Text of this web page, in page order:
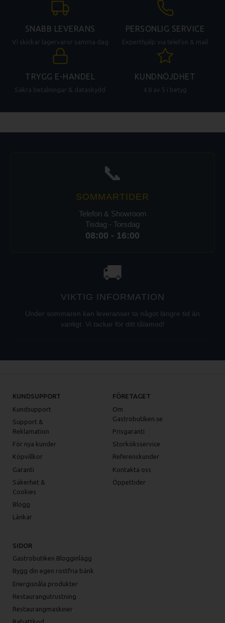
SNABB LEVERANS
Vi skickar lagervaror samma dag
PERSONLIG SERVICE
Experthjälp via telefon & mail
TRYGG E-HANDEL
Säkra betalningar & dataskydd
KUNDNÖJDHET
4.8 av 5 i betyg
📞
SOMMARTIDER
Telefon & Showroom
Tisdag - Torsdag
08:00 - 16:00
🚚
VIKTIG INFORMATION
Under sommaren kan leveranser ta något längre tid än
vanligt. Vi tackar för ditt tålamod!
KUNDSUPPORT
Kundsupport
Support &
Reklamation
För nya kunder
Köpvillkor
Garanti
Säkerhet &
Cookies
Blogg
Länkar
FÖRETAGET
Om
Gastrobutiken.se
Prisgaranti
Storköksservice
Referenskunder
Kontakta oss
Öppettider
SIDOR
Gastrobutiken Blogginlägg
Bygg din egen rostfria bänk
Energisnåla produkter
Restaurangutrustning
Restaurangmaskiner